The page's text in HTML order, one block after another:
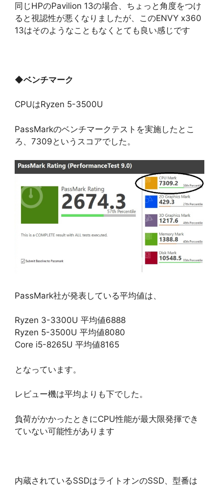
同じHPのPavilion 13の場合、ちょっと角度をつけ
ると視認性が悪くなりましたが、このENVY x360
13はそのようなこともなくとても良い感じです
◆ベンチマーク
CPUはRyzen 5-3500U
PassMarkのベンチマークテストを実施したとこ
ろ、7309というスコアでした。
PassMark社が発表している平均値は、
Ryzen 3-3300U 平均値6888
Ryzen 5-3500U 平均値8080
Core i5-8265U 平均値8165
となっています。
レビュー機は平均よりも下でした。
負荷がかかったときにCPU性能が最大限発揮でき
ていない可能性があります
内蔵されているSSDはライトオンのSSD、型番は